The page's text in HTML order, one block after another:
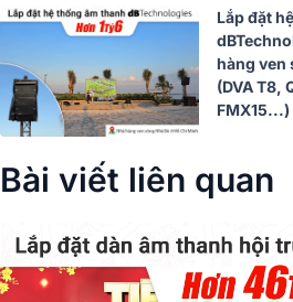
Lắp đặt
hàng ven
(DVA T8,
FMX15...)
Bài viết liên quan